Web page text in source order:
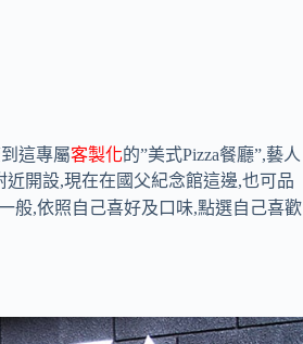
這專屬客製化的”美式Pizza餐廳”,藝人
近開設,現在在國父紀念館這邊,也可品
般,依照自己喜好及口味,點選自己喜歡